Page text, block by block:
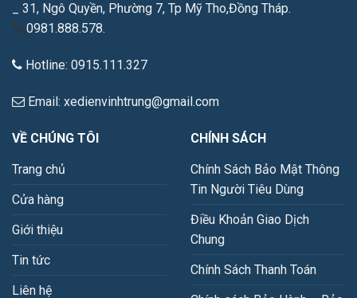
_ 31, Ngô Quyền, Phường 7, Tp Mỹ Tho,Đồng Tháp.
0981.888.578.
Hotline: 0915.111.327
Email: xedienvinhtrung@gmail.com
VỀ CHÚNG TÔI
Trang chủ
Cửa hàng
Giới thiệu
Tin tức
Liên hệ
CHÍNH SÁCH
Chính Sách Bảo Mật Thông
Tin Người Tiêu Dùng
Điều Khoản Giao Dịch
Chung
Chính Sách Thanh Toán